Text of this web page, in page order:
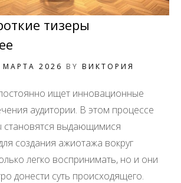
тизеры
МАРТА 2026 BY ВИКТОРИЯ
ищет инновационные
аудитории. В этом процессе
становятся выдающимися
создания ажиотажа вокруг
легко воспринимать, но и они
донести суть происходящего.